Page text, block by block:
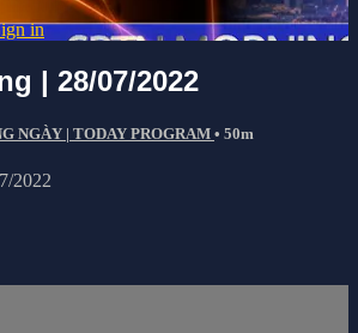
in
| 28/07/2022
NGÀY | TODAY PROGRAM • 50m
2022